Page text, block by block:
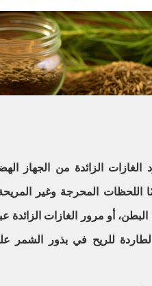
الزائدة من الجهاز
اللحظات المحرجة وغير
البطن، أو مرور الغازات الزائدة
للريح في بذور الشمر على